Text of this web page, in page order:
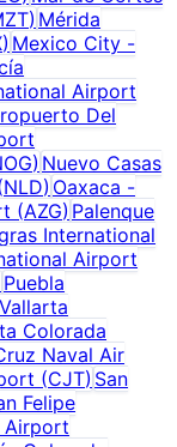
) Mérida
) Mexico City -
Airport
Del
) Nuevo Casas
NLD) Oaxaca -
(AZG) Palenque
International
Airport
Puebla
Colorada
Naval Air
(CJT) San
Felipe
Airport